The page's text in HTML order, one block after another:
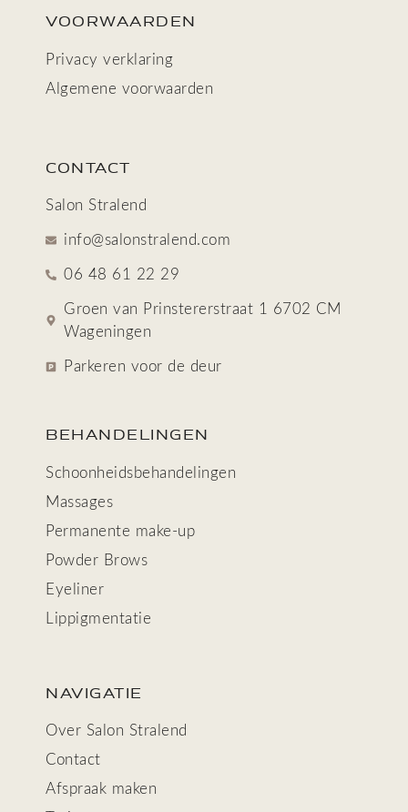
VOORWAARDEN
Privacy verklaring
Algemene voorwaarden
CONTACT
Salon Stralend
info@salonstralend.com
06 48 61 22 29
Groen van Prinstererstraat 1 6702 CM
Wageningen
Parkeren voor de deur
BEHANDELINGEN
Schoonheids­behandelingen
Massages
Permanente make-up
Powder Brows
Eyeliner
Lippigmentatie
NAVIGATIE
Over Salon Stralend
Contact
Afspraak maken